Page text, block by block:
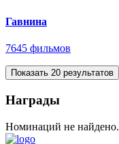
Гавнина
7645 фильмов
Показать 20 результатов
Награды
Номинаций не найдено.